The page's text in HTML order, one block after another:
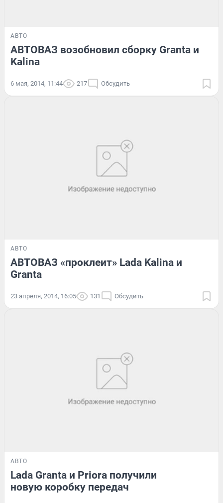
АВТО
АВТОВАЗ возобновил сборку Granta и
Kalina
6 мая, 2014, 11:44 217 Обсудить
АВТО
АВТОВАЗ «проклеит» Lada Kalina и
Granta
23 апреля, 2014, 16:05 131 Обсудить
АВТО
Lada Granta и Priora получили
новую коробку передач